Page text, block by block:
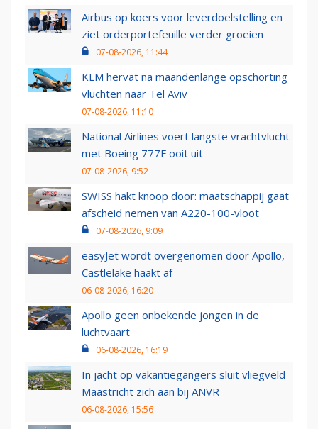
Airbus op koers voor leverdoelstelling en
ziet orderportefeuille verder groeien
07-08-2026, 11:44
KLM hervat na maandenlange opschorting
vluchten naar Tel Aviv
07-08-2026, 11:10
National Airlines voert langste vrachtvlucht
met Boeing 777F ooit uit
07-08-2026, 9:52
SWISS hakt knoop door: maatschappij gaat
afscheid nemen van A220-100-vloot
07-08-2026, 9:09
easyJet wordt overgenomen door Apollo,
Castlelake haakt af
06-08-2026, 16:20
Apollo geen onbekende jongen in de
luchtvaart
06-08-2026, 16:19
In jacht op vakantiegangers sluit vliegveld
Maastricht zich aan bij ANVR
06-08-2026, 15:56